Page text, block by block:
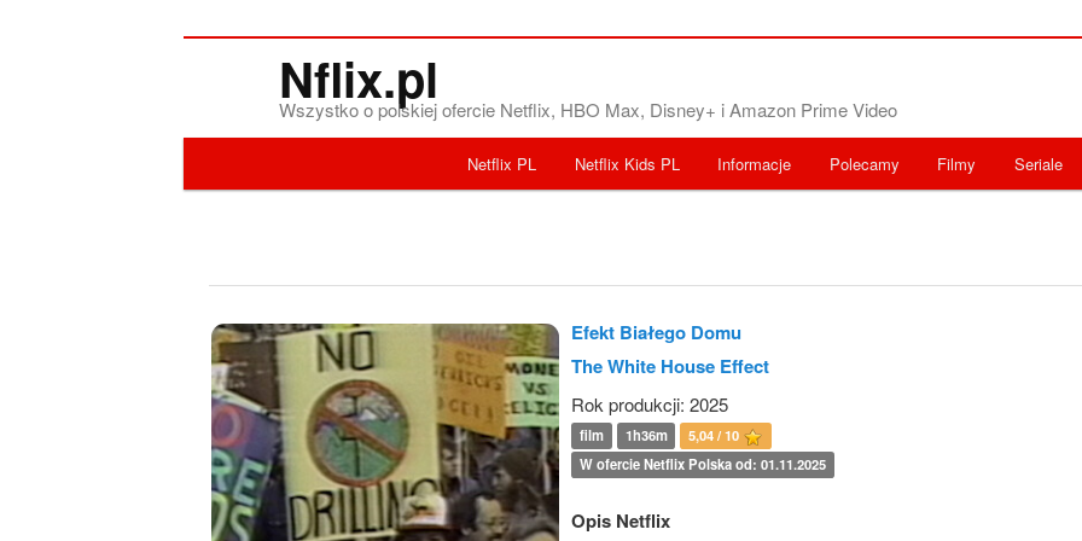
Nflix.pl
Wszystko o polskiej ofercie Netflix, HBO Max, Disney+ i Amazon Prime Video
Seriale
Filmy
Polecamy
Informacje
Netflix Kids PL
Netflix PL
Efekt Białego Domu
The White House Effect
Rok produkcji: 2025
film 1h36m
5,04 / 10
W ofercie Netflix Polska od: 01.11.2025
Opis Netflix